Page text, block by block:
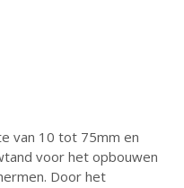
van 10 tot 75mm en
voor het opbouwen
Door het